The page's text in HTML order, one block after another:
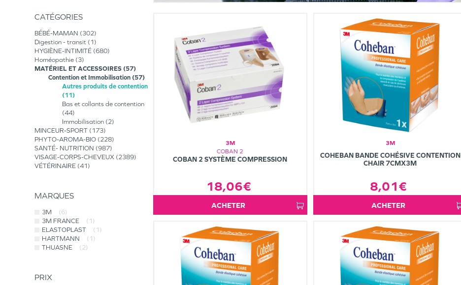
CATÉGORIES
BÉBÉ-MAMAN
302
Digestion - transit
1
HYGIÈNE-INTIMITÉ 680
Homéopathie 3
MATÉRIEL ET ACCESSOIRES 57
Contention et Immobilisation 57
Autres produits de contention
11
Bas et collants de contention
44
Immobilisation 2
MINCEUR-SPORT
173
PHYTO-AROMA-BIO 228
SANTÉ- NUTRITION 987
VISAGE-CORPS-CHEVEUX 2389
VÉTÉRINAIRE 41
MARQUES
3M
(6)
3M FRANCE
(1)
ELASTOPLAST
(1)
HARTMANN
(1)
THUASNE
(2)
PRIX
3M
COBAN 2
COBAN 2 SYSTÈME COMPRESSION
18,06€
ACHETER
3M
COHEBAN BANDE COHÉSIVE CONTENTION
CHAIR 7CMX3M
8,01€
ACHETER